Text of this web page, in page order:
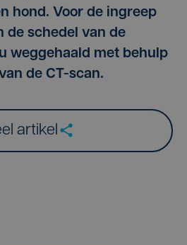
hond. Voor de ingreep
de schedel van de
weggehaald met behulp
de CT-scan.
artikel